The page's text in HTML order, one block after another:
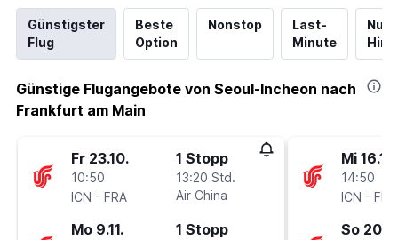
Günstigster
Flug
Beste
Option
Nonstop
Last-
Minute
Nur
Günstige Flugangebote von Seoul-Incheon nach
Frankfurt am Main
Fr 23.10.
10:50
ICN - FRA
1 Stopp
13:20 Std.
Air China
Mo 9.11. 1 Stopp
Mi 16.12.
14:50
ICN - FRA
So